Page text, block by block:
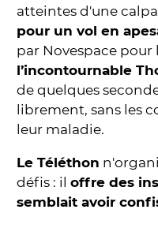
atteintes d'une
pour un vol en
par Novespace pour
l’incontournable
de quelques
librement, sans les
leur maladie.
Le Téléthon
défis : il offre des
semblait avoir